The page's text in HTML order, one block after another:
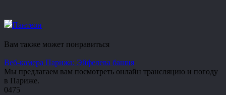
Пантеон
Вам также может понравиться
Веб-камера Парижа: Эйфелева башня
Мы предлагаем вам посмотреть онлайн трансляцию и погоду
в Париже.
0475